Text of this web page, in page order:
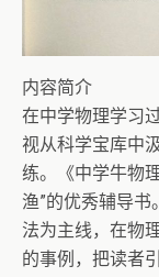
内容简介
在中学物理学习
视从科学宝库中
练。《中学牛物
渔”的优秀辅导
法为主线，在物
的事例，把读者